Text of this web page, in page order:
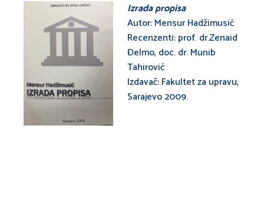
Izrada propisa
Autor: Mensur Hadžimusić
Recenzenti: prof. dr.Zenaid
Đelmo, doc. dr. Munib
Tahirović
Izdavač: Fakultet za upravu,
Sarajevo 2009.